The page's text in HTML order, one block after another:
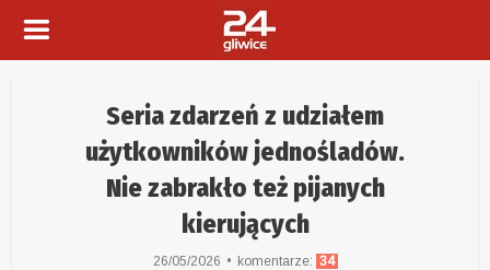
Seria zdarzeń z udziałem
użytkowników jednośladów.
Nie zabrakło też pijanych
kierujących
26/05/2026 komentarze: 34